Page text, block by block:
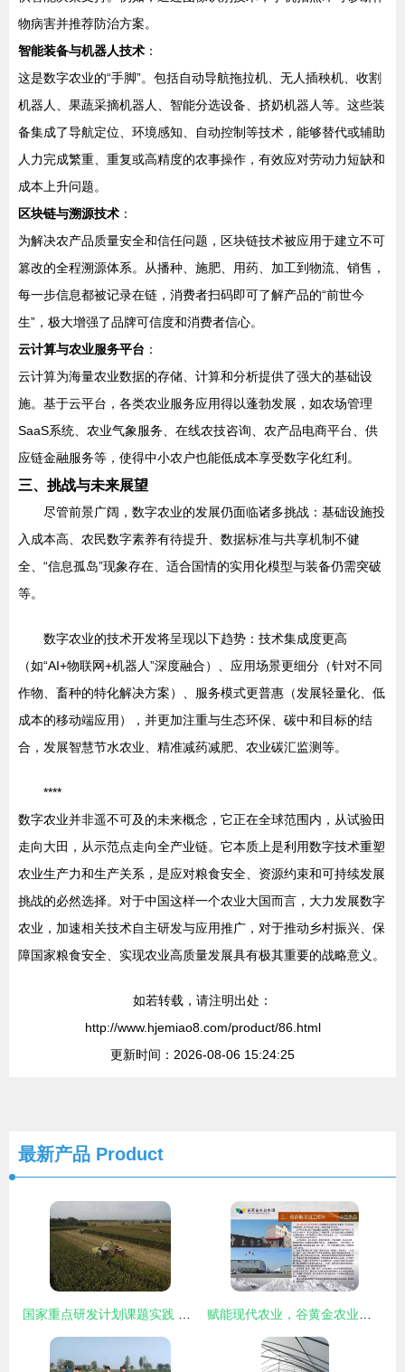
物病害并推荐防治方案。
智能装备与机器人技术 ：
这是数字农业的“手脚”。包括自动导航拖拉机、无人插秧机、收割
机器人、果蔬采摘机器人、智能分选设备、挤奶机器人等。这些装
备集成了导航定位、环境感知、自动控制等技术，能够替代或辅助
人力完成繁重、重复或高精度的农事操作，有效应对劳动力短缺和
成本上升问题。
区块链与溯源技术 ：
为解决农产品质量安全和信任问题，区块链技术被应用于建立不可
篡改的全程溯源体系。从播种、施肥、用药、加工到物流、销售，
每一步信息都被记录在链，消费者扫码即可了解产品的“前世今
生”，极大增强了品牌可信度和消费者信心。
云计算与农业服务平台 ：
云计算为海量农业数据的存储、计算和分析提供了强大的基础设
施。基于云平台，各类农业服务应用得以蓬勃发展，如农场管理
SaaS系统、农业气象服务、在线农技咨询、农产品电商平台、供
应链金融服务等，使得中小农户也能低成本享受数字化红利。
三、挑战与未来展望
尽管前景广阔，数字农业的发展仍面临诸多挑战：基础设施投
入成本高、农民数字素养有待提升、数据标准与共享机制不健
全、“信息孤岛”现象存在、适合国情的实用化模型与装备仍需突破
等。
数字农业的技术开发将呈现以下趋势：技术集成度更高
（如“AI+物联网+机器人”深度融合）、应用场景更细分（针对不同
作物、畜种的特化解决方案）、服务模式更普惠（发展轻量化、低
成本的移动端应用），并更加注重与生态环保、碳中和目标的结
合，发展智慧节水农业、精准减药减肥、农业碳汇监测等。
****
数字农业并非遥不可及的未来概念，它正在全球范围内，从试验田
走向大田，从示范点走向全产业链。它本质上是利用数字技术重塑
农业生产力和生产关系，是应对粮食安全、资源约束和可持续发展
挑战的必然选择。对于中国这样一个农业大国而言，大力发展数字
农业，加速相关技术自主研发与应用推广，对于推动乡村振兴、保
障国家粮食安全、实现农业高质量发展具有极其重要的战略意义。
如若转载，请注明出处：
http://www.hjemiao8.com/product/86.html
更新时间：2026-08-06 15:24:25
最新产品 Product